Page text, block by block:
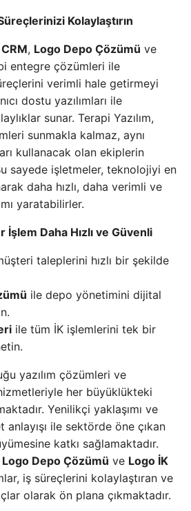
Kolaylaştırın
, Logo Depo Çözümü ve
entegre çözümleri ile
verimli hale getirmeyi
dostu yazılımları ile
sunar. Terapi Yazılım,
sunmakla kalmaz, aynı
kullanacak olan ekiplerin
sayede işletmeler, teknolojiyi en
daha hızlı, daha verimli ve
yaratabilirler.
İşlem Daha Hızlı ve Güvenli
taleplerini hızlı bir şekilde
ile depo yönetimini dijital
ile tüm İK işlemlerini tek bir
yazılım çözümleri ve
her büyüklükteki
Yenilikçi yaklaşımı ve
anlayışı ile sektörde öne çıkan
katkı sağlamaktadır.
Logo Depo Çözümü ve Logo İK
iş süreçlerini kolaylaştıran ve
olarak ön plana çıkmaktadır.